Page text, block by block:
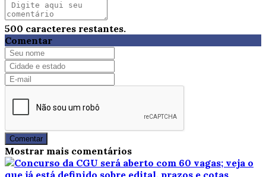
500 caracteres restantes.
Comentar
Comentar
Mostrar mais comentários